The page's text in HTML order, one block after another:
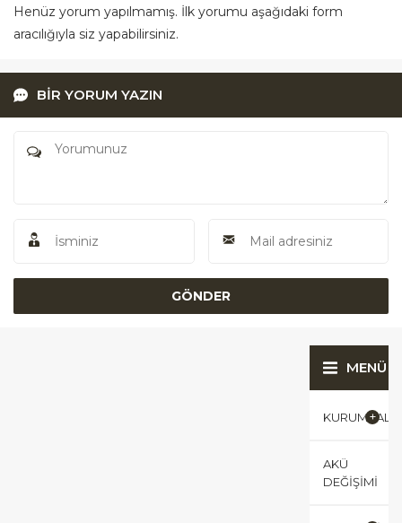
Henüz yorum yapılmamış. İlk yorumu aşağıdaki form
aracılığıyla siz yapabilirsiniz.
BİR YORUM YAZIN
MENÜ
KURUMSAL
AKÜ
DEĞIŞIMI